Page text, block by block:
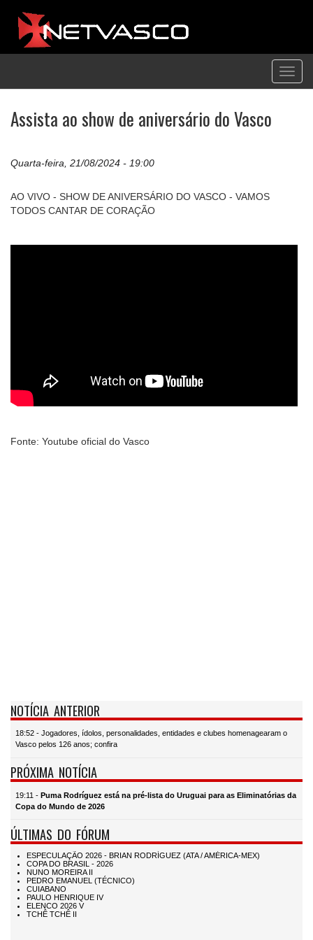
Assista ao show de aniversário do Vasco
Quarta-feira, 21/08/2024 - 19:00
AO VIVO - SHOW DE ANIVERSÁRIO DO VASCO - VAMOS
TODOS CANTAR DE CORAÇÃO
Fonte: Youtube oficial do Vasco
NOTÍCIA ANTERIOR
18:52 - Jogadores, ídolos, personalidades, entidades e clubes homenagearam o
Vasco pelos 126 anos; confira
PRÓXIMA NOTÍCIA
19:11 - Puma Rodríguez está na pré-lista do Uruguai para as Eliminatórias da
Copa do Mundo de 2026
ÚLTIMAS DO FÓRUM